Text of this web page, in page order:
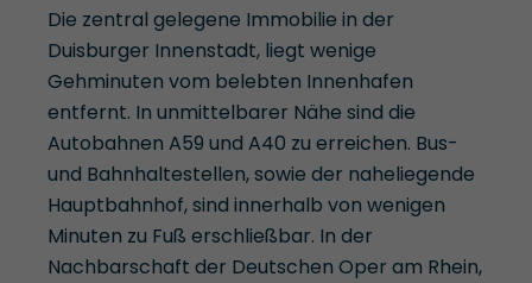
Die zentral gelegene Immobilie in der
Duisburger Innenstadt, liegt wenige
Gehminuten vom belebten Innenhafen
entfernt. In unmittelbarer Nähe sind die
Autobahnen A59 und A40 zu erreichen. Bus-
und Bahnhaltestellen, sowie der naheliegende
Hauptbahnhof, sind innerhalb von wenigen
Minuten zu Fuß erschließbar. In der
Nachbarschaft der Deutschen Oper am Rhein,